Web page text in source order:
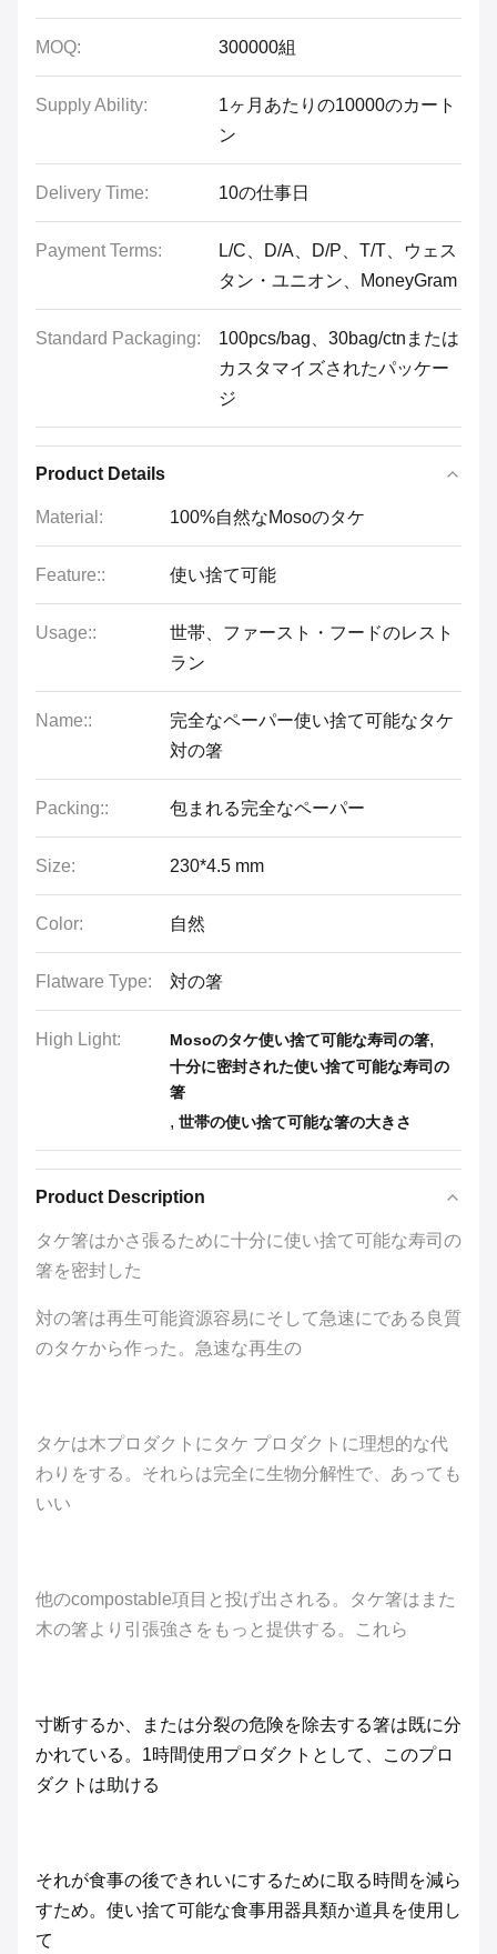
MOQ: 300000組
Supply Ability:
1ヶ月あたりの10000のカート
ン
Delivery Time: 10の仕事日
Payment Terms:
L/C、D/A、D/P、T/T、ウェス
タン・ユニオン、MoneyGram
Standard Packaging:
100pcs/bag、30bag/ctnまたは
カスタマイズされたパッケー
ジ
Product Details
Material: 100%自然なMosoのタケ
Feature:: 使い捨て可能
Usage::
世帯、ファースト・フードのレスト
ラン
Name::
完全なペーパー使い捨て可能なタケ
対の箸
Packing:: 包まれる完全なペーパー
Size: 230*4.5 mm
Color: 自然
Flatware Type: 対の箸
High Light: Mosoのタケ使い捨て可能な寿司の箸,
十分に密封された使い捨て可能な寿司の
箸
, 世帯の使い捨て可能な箸の大きさ
Product Description
タケ箸はかさ張るために十分に使い捨て可能な寿司の
箸を密封した
対の箸は再生可能資源容易にそして急速にである良質
のタケから作った。急速な再生の
タケは木プロダクトにタケ プロダクトに理想的な代
わりをする。それらは完全に生物分解性で、あっても
いい
他のcompostable項目と投げ出される。タケ箸はまた
木の箸より引張強さをもっと提供する。これら
寸断するか、または分裂の危険を除去する箸は既に分
かれている。1時間使用プロダクトとして、このプロ
ダクトは助ける
それが食事の後できれいにするために取る時間を減ら
すため。使い捨て可能な食事用器具類か道具を使用し
て